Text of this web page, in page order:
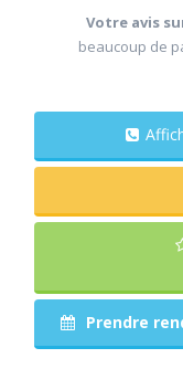
Votre avis
beaucoup de
Prendre